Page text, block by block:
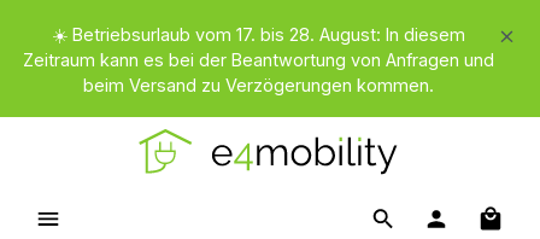
Zum Hauptinhalt springen
☀️ Betriebsurlaub vom 17. bis 28. August: In diesem
Zeitraum kann es bei der Beantwortung von Anfragen und
beim Versand zu Verzögerungen kommen.